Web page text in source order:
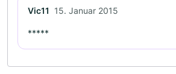
Vic11 15. Januar 2015
*****